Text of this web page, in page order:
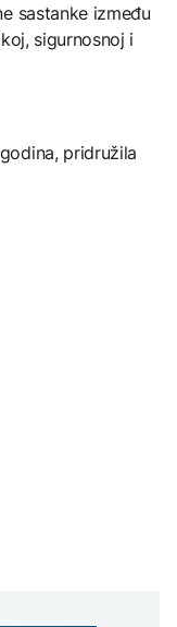
sastanke između
sigurnosnoj i
pridružila